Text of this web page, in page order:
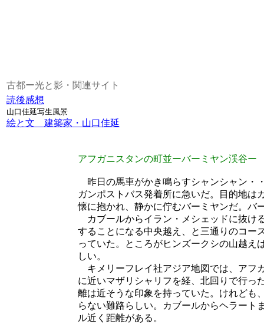
古都ー光と影・関連サイト
読後感想
山口佳延写生風景
絵と文 建築家・山口佳延
アフガニスタンの町並ーバーミヤン渓谷ー
昨日の馬車がかき鳴らすシャンシャン・
ガンポストバス発着所に急いだ。目的地は
懐に抱かれ、静かに佇むバーミヤンだ。バ
カブールからイラン・メシェッドに抜け
することになる中央越え、と三通りのコー
っていた。ところがヒンズークシの山越え
しい。
キメリーフレイ社アジア地図では、アフ
に近いマザリシャリフを経、北回りで行っ
離は近そうな印象を持っていた。けれども
らない難路らしい。カブールからヘラート
ル近く距離がある。